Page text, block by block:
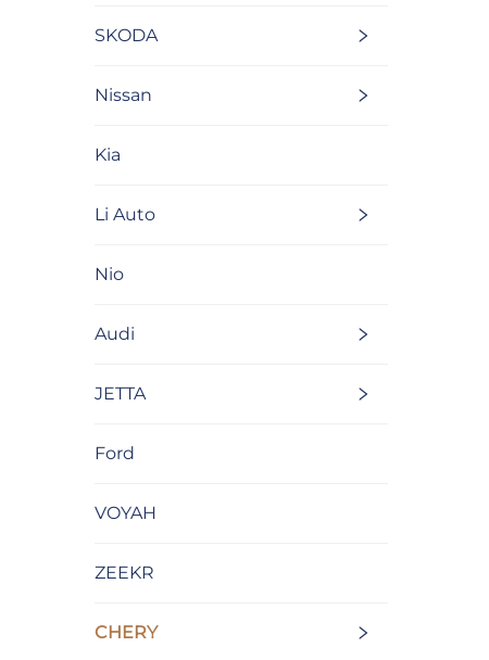
SKODA
Nissan
Kia
Li Auto
Nio
Audi
JETTA
Ford
VOYAH
ZEEKR
CHERY